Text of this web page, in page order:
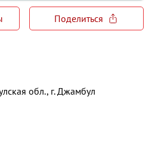
Поделиться
обл., г. Джамбул